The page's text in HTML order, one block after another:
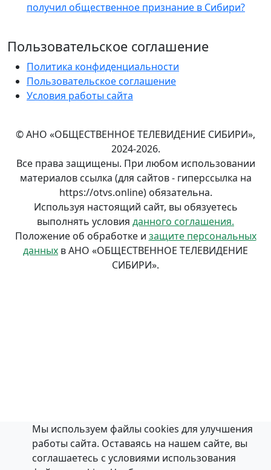
получил общественное признание в Сибири?
Пользовательское соглашение
Политика конфиденциальности
Пользовательское соглашение
Условия работы сайта
© АНО «ОБЩЕСТВЕННОЕ ТЕЛЕВИДЕНИЕ СИБИРИ»,
2024-2026.
Все права защищены. При любом использовании
материалов ссылка (для сайтов - гиперссылка на
https://otvs.online) обязательна.
Используя настоящий сайт, вы обязуетесь
выполнять условия данного соглашения.
Положение об обработке и защите персональных
данных в АНО «ОБЩЕСТВЕННОЕ ТЕЛЕВИДЕНИЕ
СИБИРИ».
Мы используем файлы cookies для улучшения
работы сайта. Оставаясь на нашем сайте, вы
соглашаетесь с условиями использования